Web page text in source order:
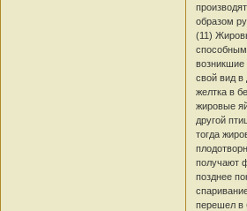
образом
(11)
возникшие
свой вид в
желтка в
жировые
другой
тогда
получают
позднее
перешел в